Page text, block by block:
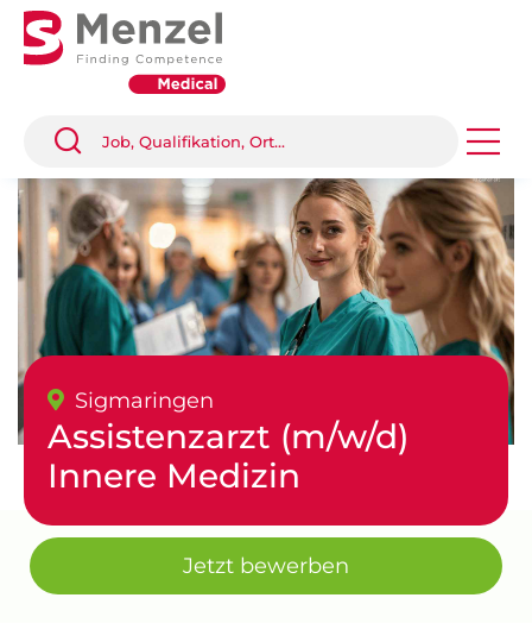
Sigmaringen
Assistenzarzt (m/w/d)
Innere Medizin
Jetzt bewerben